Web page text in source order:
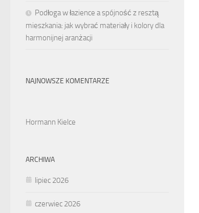
Podłoga w łazience a spójność z resztą
mieszkania: jak wybrać materiały i kolory dla
harmonijnej aranżacji
NAJNOWSZE KOMENTARZE
Hormann Kielce
ARCHIWA
lipiec 2026
czerwiec 2026